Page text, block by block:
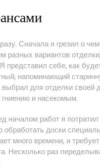
Сначала я грезил о
разных вариантов
представил себе, как
напоминающий
для отделки своей
гниению и насекомым.
началом работ я
доски
много времени, и
Несколько раз